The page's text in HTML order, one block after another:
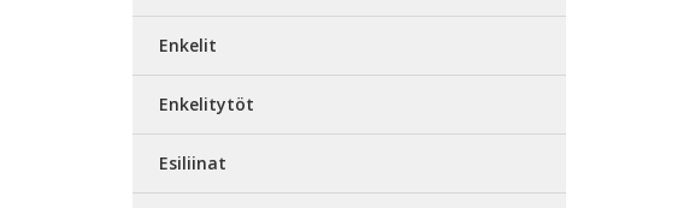
Enkelit
Enkelitytöt
Esiliinat